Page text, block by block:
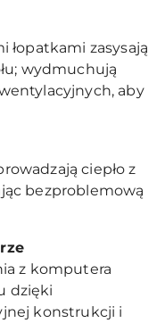
zasysają
wydmuchują
aby
ciepło z
bezproblemową
z komputera
dzięki
konstrukcji i